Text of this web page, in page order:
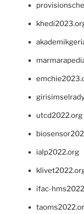
utcd2022.org
ialp2022.org
ifac-